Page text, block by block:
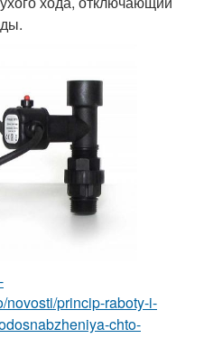
princip-raboty-i-
chto-